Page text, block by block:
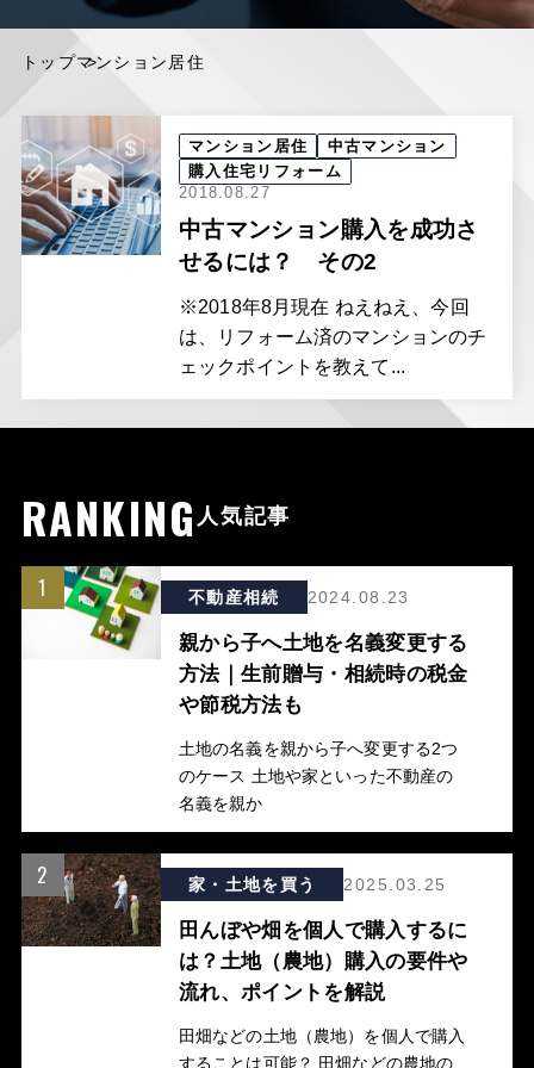
トップマンション居住
マンション居住
中古マンション
購入住宅リフォーム
2018.08.27
中古マンション購入を成功さ
せるには？ その2
※2018年8月現在 ねえねえ、今回
は、リフォーム済のマンションのチ
ェックポイントを教えて...
RANKING 人気記事
1 不動産相続 2024.08.23
親から子へ土地を名義変更する
方法｜生前贈与・相続時の税金
や節税方法も
土地の名義を親から子へ変更する2つ
のケース 土地や家といった不動産の
名義を親か
2 家・土地を買う 2025.03.25
田んぼや畑を個人で購入するに
は？土地（農地）購入の要件や
流れ、ポイントを解説
田畑などの土地（農地）を個人で購入
することは可能？ 田畑などの農地の